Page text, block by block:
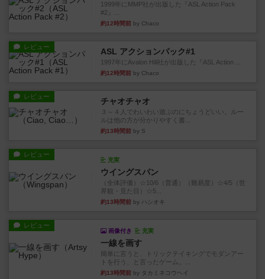
1999年にMMP社が出版した『ASL Action Pack
#2』...
約12時間前 by Chaco
レビュー ASL アクションパック#1
1997年にAvalon Hill社が出版した『ASL Action ...
約12時間前 by Chaco
レビュー チャオチャオ
３～４人でわいわい遊ぶのにちょうどいい。ルー
ルは他の方が分かりやすく書...
約13時間前 by S
レビュー
充実
ウイングスパン
（全体評価）☆10/6（普通）（難易度）☆4/5（世
界観・見た目）☆5...
約13時間前 by ハシオキ
レビュー
画像付き 充実
一線を画す
簡単に言うと、トリックテイキングでモダンアー
トを行う、と言ったゲーム。...
約13時間前 by タカミネコウヘイ